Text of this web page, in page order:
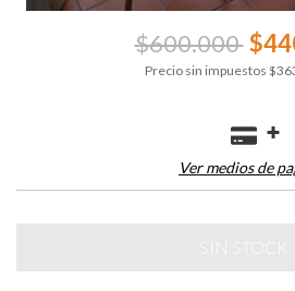
$600.000
Precio sin impuestos
Ver medios de